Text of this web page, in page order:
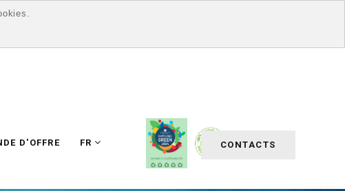
CONTACTS
D'OFFRE FR